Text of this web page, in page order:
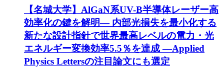
【名城大学】AlGaN系UV-B半導体レーザー高
効率化の鍵を解明― 内部光損失を最小化する
新たな設計指針で世界最高レベルの電力・光
エネルギー変換効率5.5％を達成 ―Applied
Physics Lettersの注目論文にも選定